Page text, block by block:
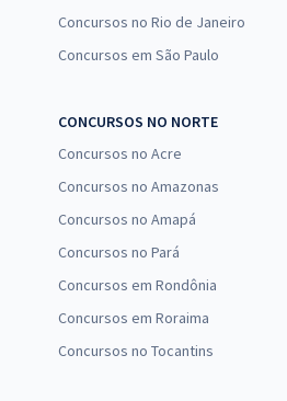
Concursos no Rio de Janeiro
Concursos em São Paulo
CONCURSOS NO NORTE
Concursos no Acre
Concursos no Amazonas
Concursos no Amapá
Concursos no Pará
Concursos em Rondônia
Concursos em Roraima
Concursos no Tocantins